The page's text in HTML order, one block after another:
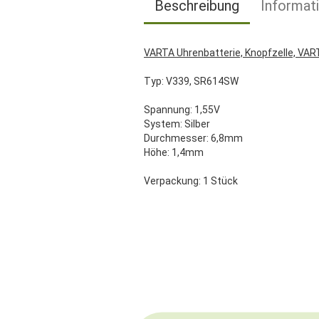
Beschreibung
VARTA Uhrenbatterie, Knopfzelle,
Typ: V339, SR614SW
Spannung: 1,55V
System: Silber
Durchmesser: 6,8mm
Höhe: 1,4mm
Verpackung: 1 Stück